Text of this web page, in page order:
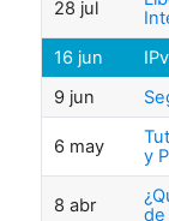
28 jul
16 jun
9 jun
6 may
y
8 abr
de